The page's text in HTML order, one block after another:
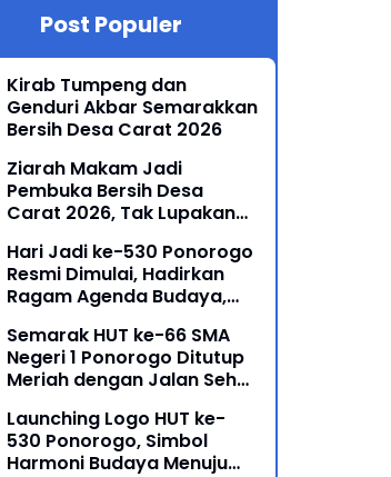
Post Populer
Kirab Tumpeng dan
Genduri Akbar Semarakkan
Bersih Desa Carat 2026
Ziarah Makam Jadi
Pembuka Bersih Desa
Carat 2026, Tak Lupakan
Hari Jadi ke-530 Ponorogo
Resmi Dimulai, Hadirkan
Ragam Agenda Budaya,
Semarak HUT ke-66 SMA
Negeri 1 Ponorogo Ditutup
Meriah dengan Jalan Sehat
Lomba Ponorogo – Puncak
peringatan Hari Ulang
Launching Logo HUT ke-
530 Ponorogo, Simbol
Harmoni Budaya Menuju